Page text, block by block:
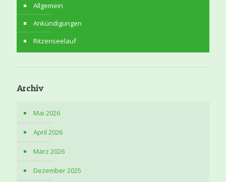
Allgemein
Ankündigungen
Ritzenseelauf
Archiv
Mai 2026
April 2026
März 2026
Dezember 2025